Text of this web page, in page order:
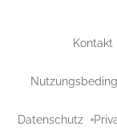
Kontakt
Datenschutz